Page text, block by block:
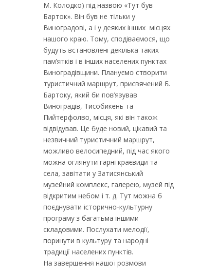
М. Колодко) під назвою «Тут був
Барток». Він був не тільки у
Виноградові, а і у деяких інших місцях
нашого краю. Тому, сподіваємося, що
будуть встановлені декілька таких
пам’ятків і в інших населених пунктах
Виноградівщини. Плануємо створити
туристичний маршрут, присвячений Б.
Бартоку, який би пов’язував
Виноградів, Тисобикень та
Пийтерфолво, місця, які він також
відвідував. Це буде новий, цікавий та
незвичний туристичний маршрут,
можливо велосипедний, під час якого
можна оглянути гарні краєвиди та
села, завітати у Затисянський
музейний комплекс, галерею, музей під
відкритим небом і т. д. Тут можна б
поєднувати історично-культурну
програму з багатьма іншими
складовими. Послухати мелодії,
поринути в культуру та народні
традиції населених пунктів.
На завершення нашої розмови